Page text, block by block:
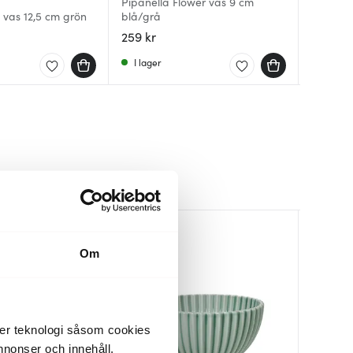
Om
teknologi såsom cookies
och innehåll,
12,5 cm grön
blå/grå
259 kr
I lager